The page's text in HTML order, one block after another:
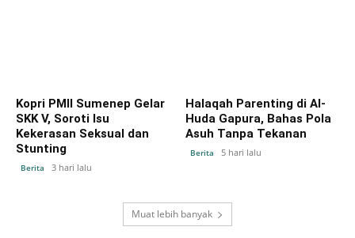
Kopri PMII Sumenep Gelar
SKK V, Soroti Isu
Kekerasan Seksual dan
Stunting
Berita 3 hari lalu
Halaqah Parenting di Al-
Huda Gapura, Bahas Pola
Asuh Tanpa Tekanan
Berita 5 hari lalu
Muat lebih banyak